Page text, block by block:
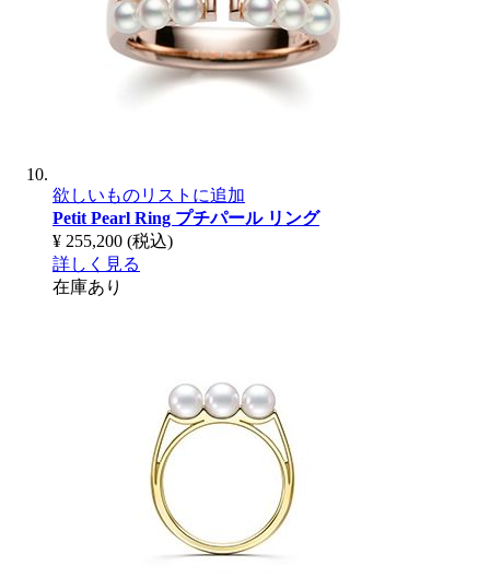
欲しいものリストに追加
Petit Pearl Ring プチパール リング
¥ 255,200 (税込)
詳しく見る
在庫あり